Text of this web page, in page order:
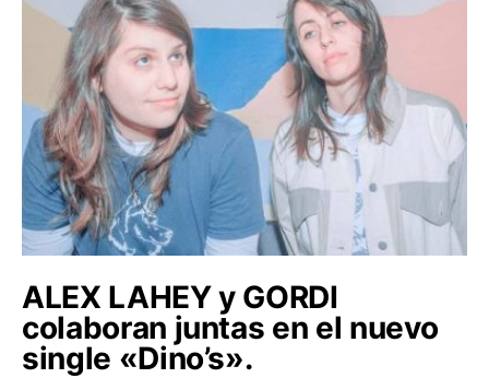
ALEX LAHEY y GORDI
colaboran juntas en el nuevo
single «Dino’s».